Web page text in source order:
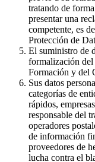
tratando de
presentar una
competente, es
Protección de
El suministro de
formalización
Formación y del
Sus datos
categorías de
rápidos,
responsable del
operadores
de información
proveedores de
lucha contra el